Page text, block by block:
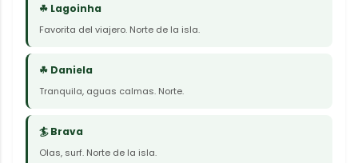
☘ Lagoinha
Favorita del viajero. Norte de la isla.
☘ Daniela
Tranquila, aguas calmas. Norte.
🏄 Brava
Olas, surf. Norte de la isla.